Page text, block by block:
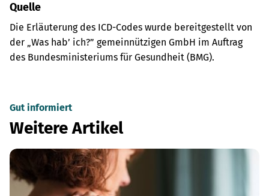
Quelle
Die Erläuterung des ICD-Codes wurde bereitgestellt von
der „Was hab’ ich?” gemeinnützigen GmbH im Auftrag
des Bundesministeriums für Gesundheit (BMG).
Gut informiert
Weitere Artikel